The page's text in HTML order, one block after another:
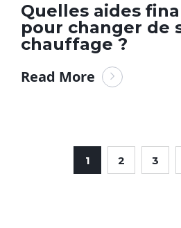
Quelles aides
pour changer de
chauffage ?
Read More
1 2 3